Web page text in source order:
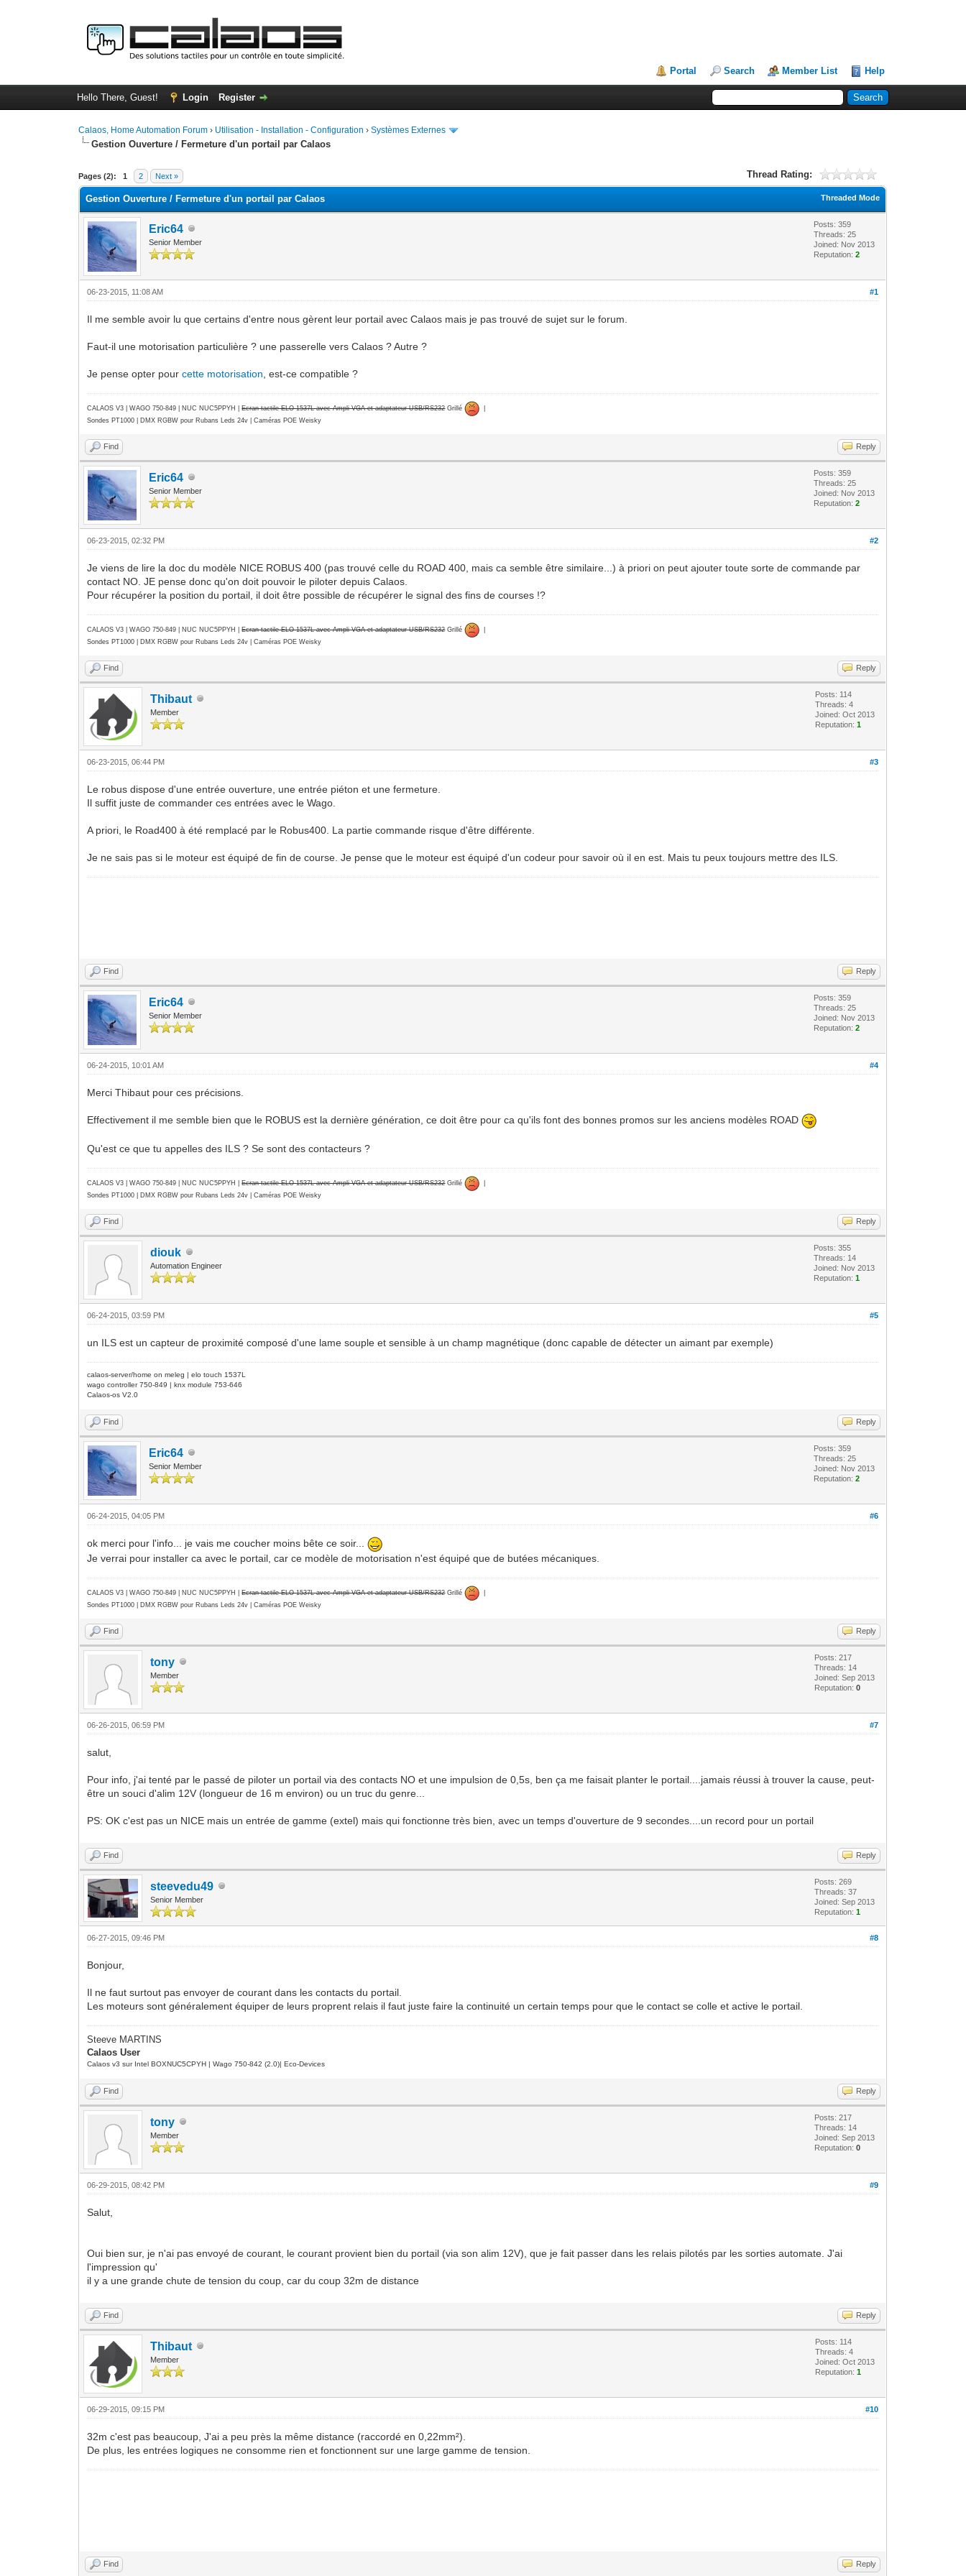
Portal Search Member List Help
Hello There, Guest! Login Register
Calaos, Home Automation Forum › Utilisation - Installation - Configuration ›Systèmes Externes
Gestion Ouverture / Fermeture d'un portail par Calaos
Pages (2): 1 2 Next » Thread Rating:
0 Vote(s) - 0 Average
1
2
3
4
5
Threaded Mode
Gestion Ouverture / Fermeture d'un portail par Calaos
Eric64
Senior Member
Posts: 359
Threads: 25
Joined: Nov 2013
Reputation:2
#1
06-23-2015, 11:08 AM
Il me semble avoir lu que certains d'entre nous gèrent leur portail avec Calaos mais je pas trouvé de sujet sur le forum.
Faut-il une motorisation particulière ? une passerelle vers Calaos ? Autre ?
Je pense opter pourcette motorisation , est-ce compatible ?
CALAOS V3 | WAGO 750-849 | NUC NUC5PPYH |Ecran tactile ELO 1537L avec Ampli VGA et adaptateur USB/RS232Grillé
Sondes PT1000 | DMX RGBW pour Rubans Leds 24v | Caméras POE Weisky
Find Reply
Eric64
Senior Member
Posts: 359
Threads: 25
Joined: Nov 2013
Reputation:2
#2
06-23-2015, 02:32 PM
Je viens de lire la doc du modèle NICE ROBUS 400 (pas trouvé celle du ROAD 400, mais ca semble être similaire...) à priori on peut ajouter toute sorte de commande par
contact NO. JE pense donc qu'on doit pouvoir le piloter depuis Calaos.
Pour récupérer la position du portail, il doit être possible de récupérer le signal des fins de courses !?
CALAOS V3 | WAGO 750-849 | NUC NUC5PPYH |Ecran tactile ELO 1537L avec Ampli VGA et adaptateur USB/RS232Grillé
Sondes PT1000 | DMX RGBW pour Rubans Leds 24v | Caméras POE Weisky
Find Reply
Thibaut
Member
Posts: 114
Threads: 4
Joined: Oct 2013
Reputation:1
#3
06-23-2015, 06:44 PM
Le robus dispose d'une entrée ouverture, une entrée piéton et une fermeture.
Il suffit juste de commander ces entrées avec le Wago.
A priori, le Road400 à été remplacé par le Robus400. La partie commande risque d'être différente.
Je ne sais pas si le moteur est équipé de fin de course. Je pense que le moteur est équipé d'un codeur pour savoir où il en est. Mais tu peux toujours mettre des ILS.
Find Reply
Eric64
Senior Member
Posts: 359
Threads: 25
Joined: Nov 2013
Reputation:2
#4
06-24-2015, 10:01 AM
Merci Thibaut pour ces précisions.
Effectivement il me semble bien que le ROBUS est la dernière génération, ce doit être pour ca qu'ils font des bonnes promos sur les anciens modèles ROAD
Qu'est ce que tu appelles des ILS ? Se sont des contacteurs ?
CALAOS V3 | WAGO 750-849 | NUC NUC5PPYH |Ecran tactile ELO 1537L avec Ampli VGA et adaptateur USB/RS232Grillé
Sondes PT1000 | DMX RGBW pour Rubans Leds 24v | Caméras POE Weisky
Find Reply
diouk
Automation Engineer
Posts: 355
Threads: 14
Joined: Nov 2013
Reputation:1
#5
06-24-2015, 03:59 PM
un ILS est un capteur de proximité composé d'une lame souple et sensible à un champ magnétique (donc capable de détecter un aimant par exemple)
calaos-server/home on meleg | elo touch 1537L
wago controller 750-849 | knx module 753-646
Calaos-os V2.0
Find Reply
Eric64
Senior Member
Posts: 359
Threads: 25
Joined: Nov 2013
Reputation:2
#6
06-24-2015, 04:05 PM
ok merci pour l'info... je vais me coucher moins bête ce soir...
Je verrai pour installer ca avec le portail, car ce modèle de motorisation n'est équipé que de butées mécaniques.
CALAOS V3 | WAGO 750-849 | NUC NUC5PPYH |Ecran tactile ELO 1537L avec Ampli VGA et adaptateur USB/RS232Grillé
Sondes PT1000 | DMX RGBW pour Rubans Leds 24v | Caméras POE Weisky
Find Reply
tony
Member
Posts: 217
Threads: 14
Joined: Sep 2013
Reputation:0
#7
06-26-2015, 06:59 PM
salut,
Pour info, j'ai tenté par le passé de piloter un portail via des contacts NO et une impulsion de 0,5s, ben ça me faisait planter le portail....jamais réussi à trouver la cause, peut-
être un souci d'alim 12V (longueur de 16 m environ) ou un truc du genre...
PS: OK c'est pas un NICE mais un entrée de gamme (extel) mais qui fonctionne très bien, avec un temps d'ouverture de 9 secondes....un record pour un portail
Find Reply
steevedu49
Senior Member
Posts: 269
Threads: 37
Joined: Sep 2013
Reputation:1
#8
06-27-2015, 09:46 PM
Bonjour,
Il ne faut surtout pas envoyer de courant dans les contacts du portail.
Les moteurs sont généralement équiper de leurs proprent relais il faut juste faire la continuité un certain temps pour que le contact se colle et active le portail.
Steeve MARTINS
Calaos User
Calaos v3 sur Intel BOXNUC5CPYH | Wago 750-842 (2.0)| Eco-Devices
Find Reply
tony
Member
Posts: 217
Threads: 14
Joined: Sep 2013
Reputation:0
#9
06-29-2015, 08:42 PM
Salut,
Oui bien sur, je n'ai pas envoyé de courant, le courant provient bien du portail (via son alim 12V), que je fait passer dans les relais pilotés par les sorties automate. J'ai
l'impression qu'
il y a une grande chute de tension du coup, car du coup 32m de distance
Find Reply
Thibaut
Member
Posts: 114
Threads: 4
Joined: Oct 2013
Reputation:1
#10
06-29-2015, 09:15 PM
32m c'est pas beaucoup, J'ai a peu près la même distance (raccordé en 0,22mm²).
De plus, les entrées logiques ne consomme rien et fonctionnent sur une large gamme de tension.
Find Reply